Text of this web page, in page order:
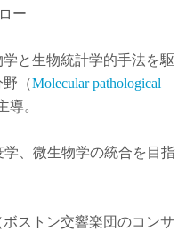
ー
と生物統計学的手法を駆
（Molecular pathological
導。
学、微生物学の統合を目指
ストン交響楽団のコンサ